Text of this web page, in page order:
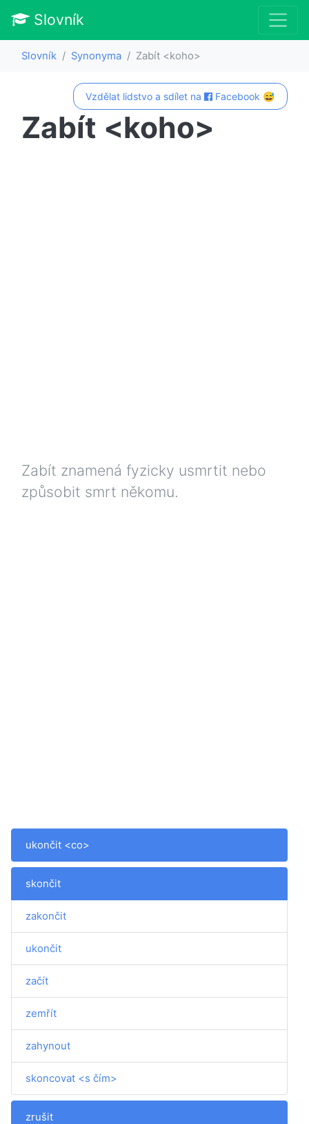
Slovník
Slovník Synonyma Zabít <koho>
Vzdělat lidstvo a sdílet na Facebook 😅
Zabít <koho>
Zabít znamená fyzicky usmrtit nebo
způsobit smrt někomu.
ukončit <co>
skončit
zakončit
ukončit
začít
zemřít
zahynout
skoncovat <s čím>
zrušit